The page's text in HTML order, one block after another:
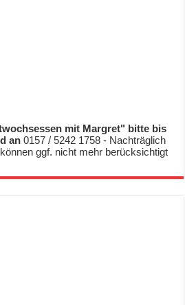
mit Margret" bitte bis
an0157 / 5242 1758 - Nachträglich
ggf. nicht mehr berücksichtigt